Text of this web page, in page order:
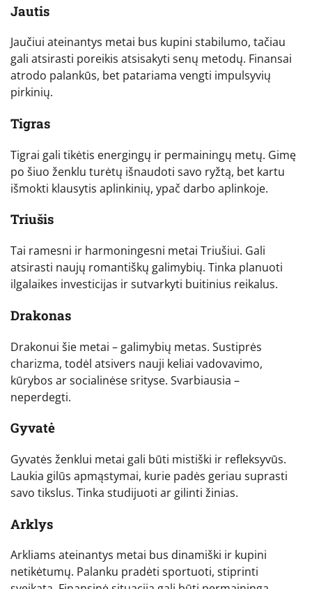
Jautis
Jaučiui ateinantys metai bus kupini stabilumo, tačiau
gali atsirasti poreikis atsisakyti senų metodų. Finansai
atrodo palankūs, bet patariama vengti impulsyvių
pirkinių.
Tigras
Tigrai gali tikėtis energingų ir permainingų metų. Gimę
po šiuo ženklu turėtų išnaudoti savo ryžtą, bet kartu
išmokti klausytis aplinkinių, ypač darbo aplinkoje.
Triušis
Tai ramesni ir harmoningesni metai Triušiui. Gali
atsirasti naujų romantiškų galimybių. Tinka planuoti
ilgalaikes investicijas ir sutvarkyti buitinius reikalus.
Drakonas
Drakonui šie metai – galimybių metas. Sustiprės
charizma, todėl atsivers nauji keliai vadovavimo,
kūrybos ar socialinėse srityse. Svarbiausia –
neperdegti.
Gyvatė
Gyvatės ženklui metai gali būti mistiški ir refleksyvūs.
Laukia gilūs apmąstymai, kurie padės geriau suprasti
savo tikslus. Tinka studijuoti ar gilinti žinias.
Arklys
Arkliams ateinantys metai bus dinamiški ir kupini
netikėtumų. Palanku pradėti sportuoti, stiprinti